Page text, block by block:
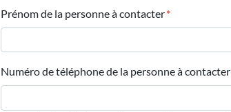
Prénom de la personne à contacter*
Numéro de téléphone de la personne à contacter